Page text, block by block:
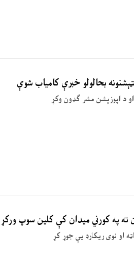
بحالولو خبرې کامیاب شوې
او د اپوزېشن مشر ګډون وکړ
په کورني میدان کې کلین سوپ ورکړ
او نوی ریکارډ یې جوړ کړ